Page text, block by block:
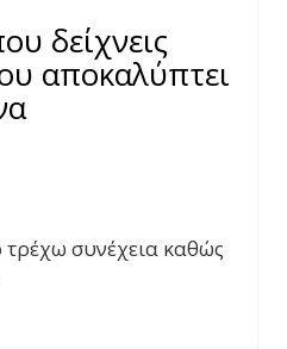
δείχνεις
αποκαλύπτει
τρέχω συνέχεια καθώς